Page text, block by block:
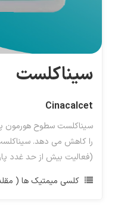
سیناکلست
Cinacalcet
را کاهش می دهد. سیناکلست
(فعالیت بیش از حد غدد
کلسی میمتیک ها (